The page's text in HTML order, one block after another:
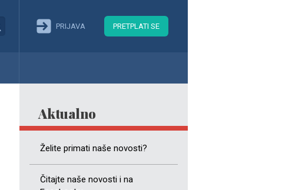
PRIJAVA PRETPLATI SE
Aktualno
Želite primati naše novosti?
Čitajte naše novosti i na